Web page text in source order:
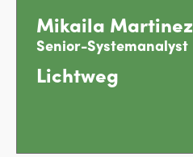
Mikaila Martinez
Senior-Systemanalyst
Lichtweg